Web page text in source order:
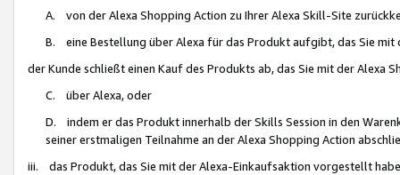
A. von der Alexa Shopping Action zu Ihrer Alexa Skill-Site
B. eine Bestellung über Alexa für das Produkt aufgibt, das Sie mit
der Kunde schließt einen Kauf des Produkts ab, das Sie mit der Alexa
C. über Alexa, oder
D. indem er das Produkt innerhalb der Skills Session in den
seiner erstmaligen Teilnahme an der Alexa Shopping Action
iii. das Produkt, das Sie mit der Alexa-Einkaufsaktion vorgestellt